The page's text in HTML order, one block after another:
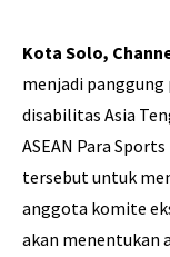
Kota Solo,
menjadi
disabilitas Asia
ASEAN Para
tersebut untuk
anggota komite
akan menentukan